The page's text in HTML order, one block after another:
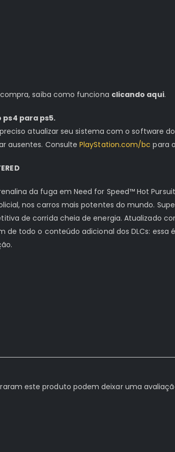
saiba como funciona clicando aqui.
para ps5.
atualizar seu sistema com o software
ausentes. ConsultePlayStation.com/bc para
da fuga em Need for Speed™ Hot
nos carros mais potentes do mundo.
de corrida cheia de energia. Atualizado
de todo o conteúdo adicional dos DLCs:
este produto podem deixar uma